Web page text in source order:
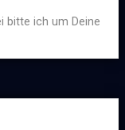
bitte ich um Deine